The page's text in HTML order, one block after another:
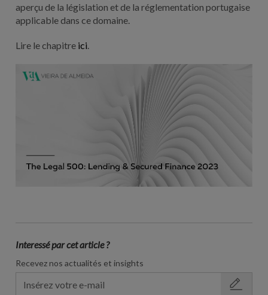
aperçu de la législation et de la réglementation portugaise
applicable dans ce domaine.
Lire le chapitre ici
Interessé par cet article ?
Recevez nos actualités et insights